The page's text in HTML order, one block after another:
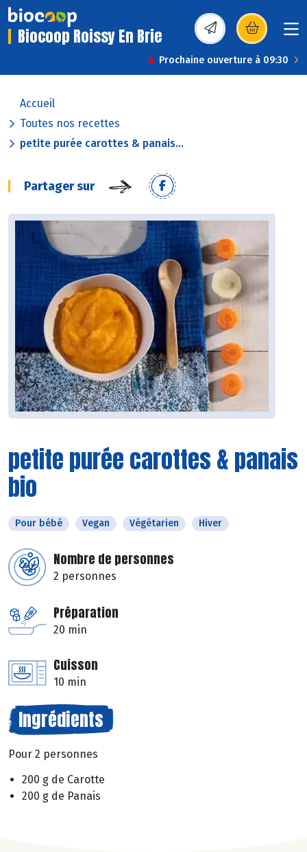
Biocoop Roissy En Brie (s’ouvre dans une
Prochaine ouverture à 09:30
Accueil
Toutes nos recettes
petite purée carottes & panais...
Partager sur
petite purée carottes & panais
bio
Pour bébé Vegan Végétarien Hiver
Nombre de personnes
2 personnes
Préparation
20 min
Cuisson
10 min
Ingrédients
Pour 2 personnes
200 g de Carotte
200 g de Panais